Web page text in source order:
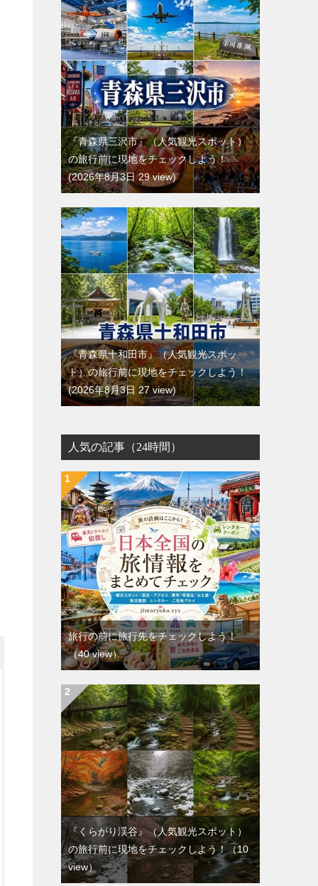
『青森県三沢市』（人気観光スポット）
の旅行前に現地をチェックしよう！
2026年8月3日 29 view
『青森県十和田市』（人気観光スポッ
ト）の旅行前に現地をチェックしよう！
2026年8月3日 27 view
人気の記事（24時間）
旅行の前に旅行先をチェックしよう！
（40 view）
『くらがり渓谷』（人気観光スポット）
の旅行前に現地をチェックしよう！（10
view）